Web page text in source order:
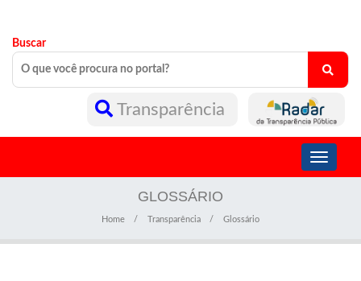
Buscar
Transparência
Toggle
GLOSSÁRIO
Home Transparência Glossário